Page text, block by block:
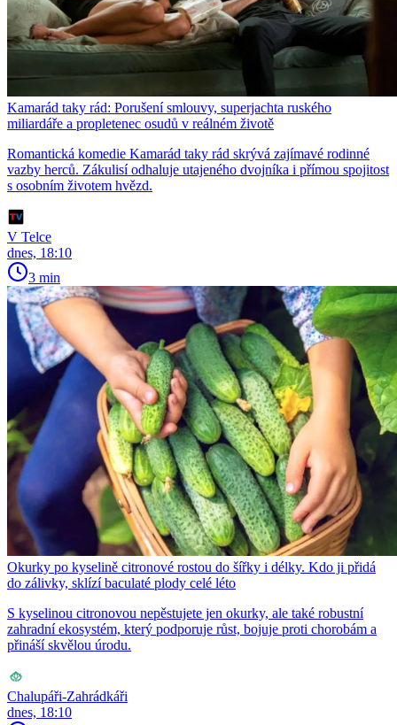
Kamarád taky rád: Porušení smlouvy, superjachta ruského
miliardáře a propletenec osudů v reálném životě
Romantická komedie Kamarád taky rád skrývá zajímavé rodinné
vazby herců. Zákulisí odhaluje utajeného dvojníka i přímou spojitost
s osobním životem hvězd.
V Telce
dnes, 18:10
3 min
Okurky po kyselině citronové rostou do šířky i délky. Kdo ji přidá
do zálivky, sklízí baculaté plody celé léto
S kyselinou citronovou nepěstujete jen okurky, ale také robustní
zahradní ekosystém, který podporuje růst, bojuje proti chorobám a
přináší skvělou úrodu.
Chalupáři-Zahrádkáři
dnes, 18:10